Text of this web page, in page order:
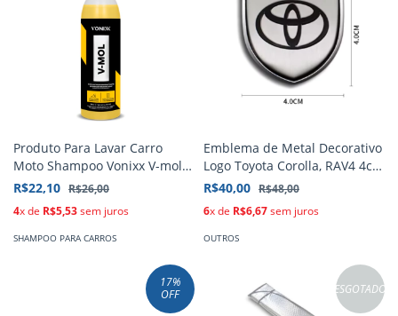
Produto Para Lavar Carro
Moto Shampoo Vonixx V-mol
500ml
R$22,10 R$26,00
4x de R$5,53sem juros
SHAMPOO PARA CARROS
Emblema de Metal Decorativo
Logo Toyota Corolla, RAV4 4cm
X 4cm
R$40,00 R$48,00
6x de R$6,67sem juros
OUTROS
17%
OFF
ESGOTADO